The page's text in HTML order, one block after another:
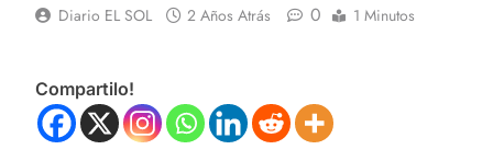
Diario EL SOL 2 Años Atrás 0 1 Minutos
Compartilo!